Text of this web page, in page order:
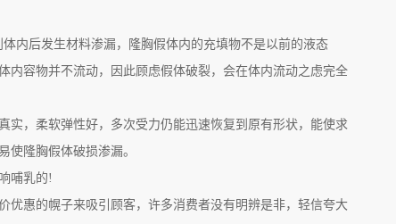
后发生材料渗漏，隆胸假体内的充填物不是以前的液态
内容物并不流动，因此顾虑假体破裂，会在体内流动之虑完全
，柔软弹性好，多次受力仍能迅速恢复到原有形状，能使求
使隆胸假体破损渗漏。
哺乳的!
惠的幌子来吸引顾客，许多消费者没有明辨是非，轻信夸大